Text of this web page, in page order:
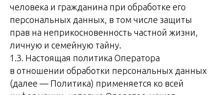
человека и гражданина при обработке его
персональных данных, в том числе защиты
прав на неприкосновенность частной жизни,
личную и семейную тайну.
1.3. Настоящая политика Оператора
в отношении обработки персональных данных
(далее — Политика) применяется ко всей